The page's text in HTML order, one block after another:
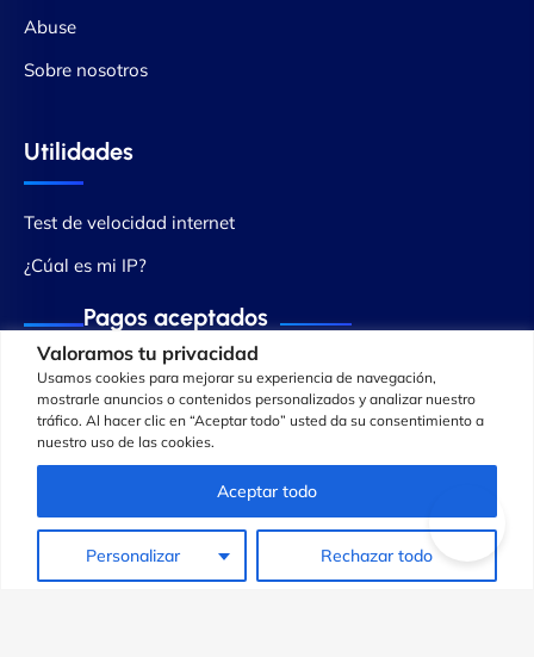
Valoramos tu privacidad
Usamos cookies para mejorar su experiencia de navegación,
mostrarle anuncios o contenidos personalizados y analizar nuestro
tráfico. Al hacer clic en “Aceptar todo” usted da su consentimiento a
nuestro uso de las cookies.
Personalizar Rechazar todo
Aceptar todo
Abuse
Sobre nosotros
Utilidades
Test de velocidad internet
¿Cúal es mi IP?
Pagos aceptados